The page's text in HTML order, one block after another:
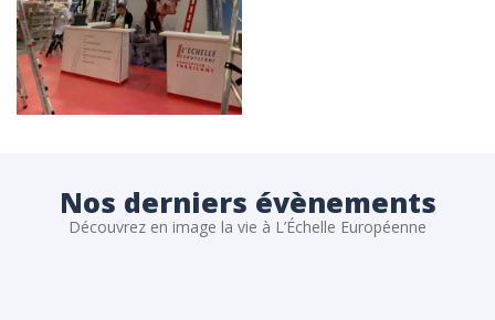
Nos derniers évènements
Découvrez en image la vie à L’Échelle Européenne